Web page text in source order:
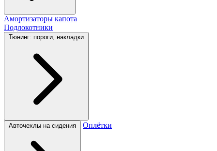
Амортизаторы капота
Подлокотники
Тюнинг: пороги, накладки
Авточехлы на сидения Оплётки